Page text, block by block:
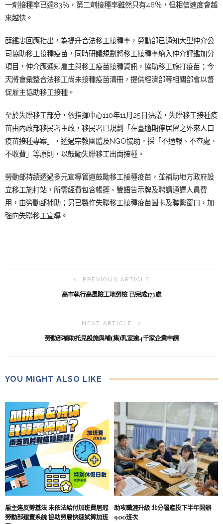
一劑接種率已達83％，第二劑接種率雖然只有46％，但相信速度會越
來越快。
薛鑑忠回應指出，為提升合法移工接種率，勞動部已通知大型仲介公
司協助移工接種疫苗，同時研議規劃將移工接種率納入仲介評鑑加分
項目，仲介應通知雇主與移工疫苗接種資訊，協助移工施打疫苗；今
天將會彙整合法移工尚未接種疫苗清冊，提供經濟部等相關部會以督
促雇主協助移工接種。
至於失聯移工部分，依指揮中心110年11月25日決議，失聯移工接種疫
苗由內政部移民署主政，移民署已規劃「在臺逾期停居留之外來人口
疫苗接種專案」，透過宗教團體及NGO協助，採「不通報、不查處、
不收費」等原則，以鼓勵失聯移工出面接種。
勞動部持續透過多元宣導管道鼓勵移工接種疫苗，並補助地方政府設
立移工施打站，所需經費包含帳篷、雙語告示牌及聘請通譯人員費
用，由勞動部補助；另已製作失聯移工接種疫苗圖卡及聯繫窗口，加
強向失聯移工宣導。
PREVIOUS ARTICLE
高市執行高風險工地勞檢 已完成173處
NEXT ARTICLE
勞動部補助托兒設施與哺(集)乳室逾4千家企業申請
YOU MIGHT ALSO LIKE
雇主違反勞基法 未依法給付加班費居冠
勞動部建置系統 協助勞雇快速試算加班
助攻職涯升級 北分署產投下半年開辦
900班次